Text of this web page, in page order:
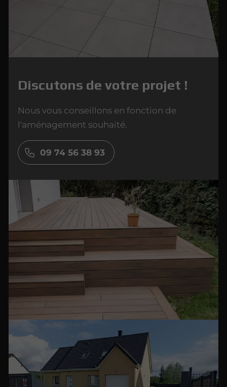
Discutons de votre projet !
Nous vous conseillons en fonction de
l'aménagement souhaité.
09 74 56 38 93